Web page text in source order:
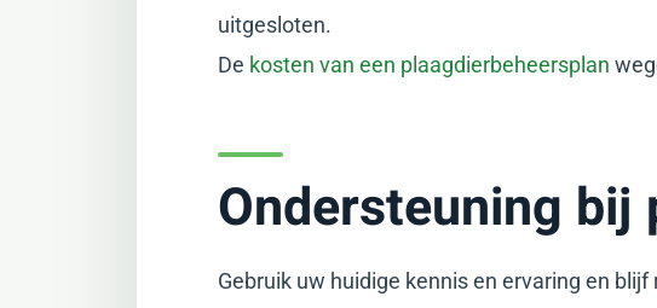
uitgesloten.
De kosten van een plaagdierbeheersplan
Ondersteuning
Gebruik uw huidige kennis en ervaring en